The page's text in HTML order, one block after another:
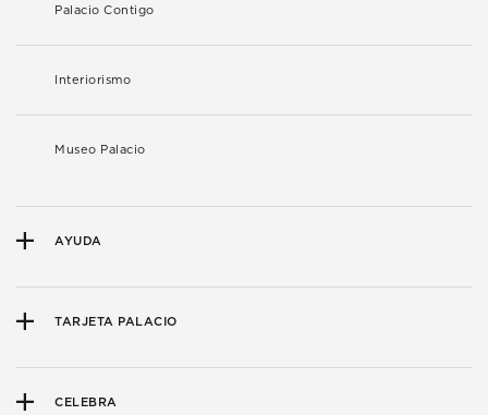
Palacio Contigo
Interiorismo
Museo Palacio
AYUDA
TARJETA PALACIO
CELEBRA